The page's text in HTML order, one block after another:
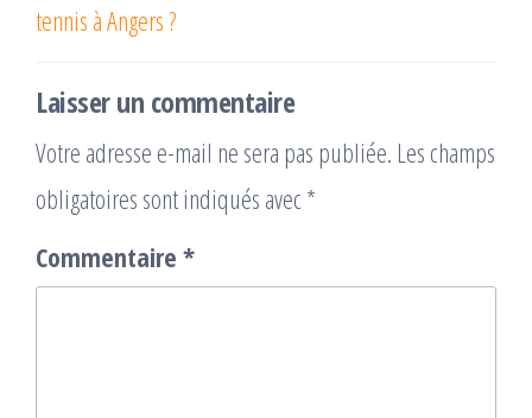
tennis à Angers ?
Laisser un commentaire
Votre adresse e-mail ne sera pas publiée. Les champs
obligatoires sont indiqués avec *
Commentaire *